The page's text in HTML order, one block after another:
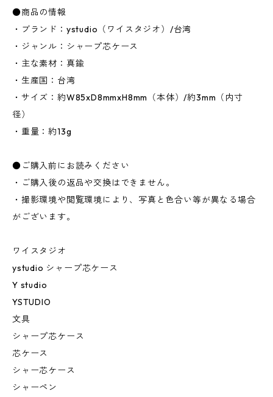
●商品の情報
・ブランド：ystudio（ワイスタジオ）/台湾
・ジャンル：シャープ芯ケース
・主な素材：真鍮
・生産国：台湾
・サイズ：約W85xD8mmxH8mm（本体）/約3mm（内寸
径）
・重量：約13g
●ご購入前にお読みください
・ご購入後の返品や交換はできません。
・撮影環境や閲覧環境により、写真と色合い等が異なる場合
がございます。
ワイスタジオ
ystudio シャープ芯ケース
Y studio
YSTUDIO
文具
シャープ芯ケース
芯ケース
シャー芯ケース
シャーペン